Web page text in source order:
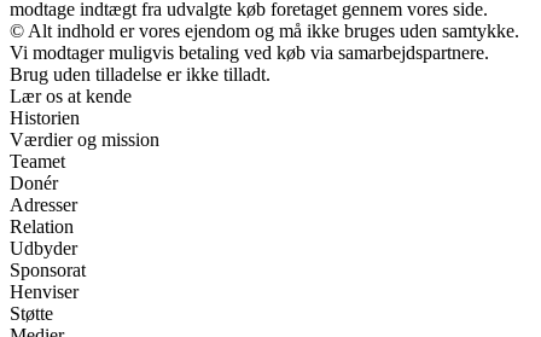
modtage indtægt fra udvalgte køb foretaget gennem vores side.
© Alt indhold er vores ejendom og må ikke bruges uden samtykke.
Vi modtager muligvis betaling ved køb via samarbejdspartnere.
Brug uden tilladelse er ikke tilladt.
Lær os at kende
Historien
Værdier og mission
Teamet
Donér
Adresser
Relation
Udbyder
Sponsorat
Henviser
Støtte